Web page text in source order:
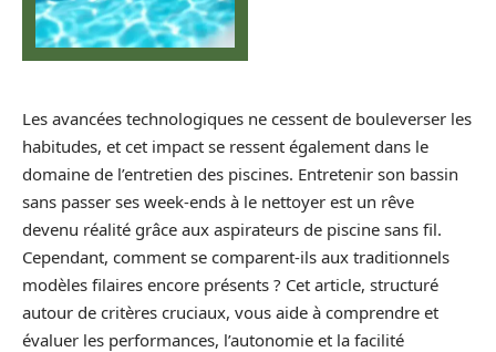
Les avancées technologiques ne cessent de bouleverser les
habitudes, et cet impact se ressent également dans le
domaine de l’entretien des piscines. Entretenir son bassin
sans passer ses week-ends à le nettoyer est un rêve
devenu réalité grâce aux aspirateurs de piscine sans fil.
Cependant, comment se comparent-ils aux traditionnels
modèles filaires encore présents ? Cet article, structuré
autour de critères cruciaux, vous aide à comprendre et
évaluer les performances, l’autonomie et la facilité